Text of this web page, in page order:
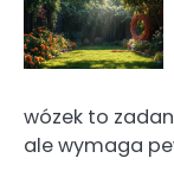
wózek to
ale wymaga
Nawigacja